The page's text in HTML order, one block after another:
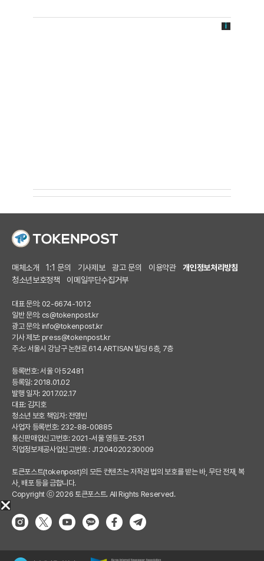
매체소개 1:1 문의 기사제보 광고 문의 이용약관
개인정보처리방침
청소년보호정책
이메일무단수집거부
대표 문의: 02-6674-1012
일반 문의: cs@tokenpost.kr
광고 문의: info@tokenpost.kr
기사 제보: press@tokenpost.kr
주소: 서울시 강남구 논현로 614 ARTISAN 빌딩 6층, 7층
등록번호: 서울 아 52481
등록일: 2018.01.02
발행 일자: 2017.02.17
대표: 김지호
청소년 보호 책임자: 전영빈
사업자 등록번호: 232-88-00885
통신판매업신고번호: 2021-서울 영등포-2531
직업정보제공사업신고번호 : J1204020230009
토큰포스트(tokenpost)의 모든 컨텐츠는 저작권 법의 보호를 받는 바, 무단 전재, 복
사, 배포 등을 금합니다.
Copyright ⓒ 2026 토큰포스트. All Rights Reserved.